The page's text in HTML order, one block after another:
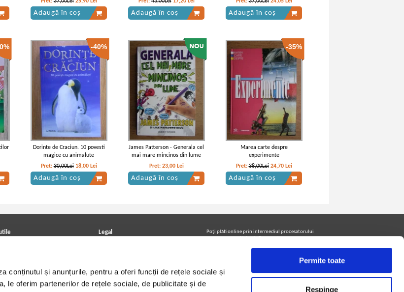
conținutul și anunțurile, pentru a oferi funcții de rețele sociale și
le oferim partenerilor de rețele sociale, de publicitate și de
Permite toate
Respinge
Adaugă în coș Adaugă în coș Adaugă în coș
-40%
Dorinte de Craciun. 10 povesti
magice cu animalute
Pret:30,00Lei 18,00 Lei
Adaugă în coș
James Patterson - Generala cel
mai mare mincinos din lume
Pret: 23,00 Lei
Adaugă în coș
-35%
Marea carte despre
experimente
Pret:38,00Lei 24,70 Lei
Adaugă în coș
casete, CD/DVD
Legal
Termeni si conditii
Poţi plăti online prin intermediul procesatorului
Netopia Payments
Urmăreşte-ne pe facebook pentru a fi la curent cu
promoţiile PrintreCarti.ro